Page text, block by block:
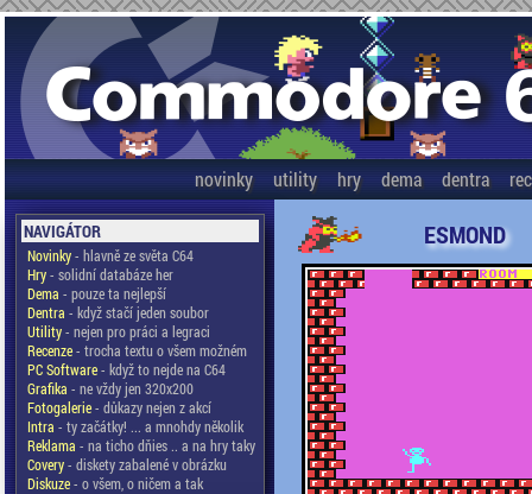
novinky utility hry dema dentra
NAVIGÁTOR
Novinky- hlavně ze světa C64
Hry- solidní databáze her
Dema - pouze ta nejlepší
Dentra - když stačí jeden soubor
Utility- nejen pro práci a legraci
Recenze- trocha textu o všem možném
PC Software- když to nejde na C64
Grafika - ne vždy jen 320x200
Fotogalerie- důkazy nejen z akcí
Intra - ty začátky! ... a mnohdy několik
Reklama - na ticho dňies .. a na hry taky
Covery- diskety zabalené v obrázku
Diskuze- o všem, o ničem a tak
ESMOND